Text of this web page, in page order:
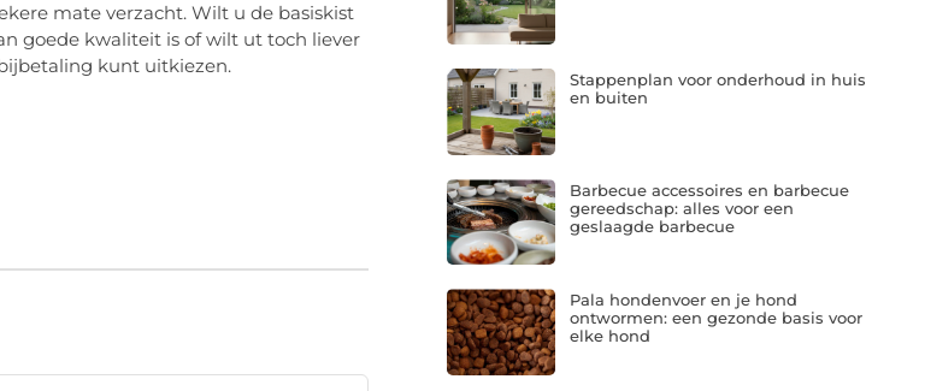
mate verzacht. Wilt u de basiskist
goede kwaliteit is of wilt ut toch liever
kunt uitkiezen.
Stappenplan voor onderhoud in huis
en buiten
Barbecue accessoires en barbecue
gereedschap: alles voor een
geslaagde barbecue
Pala hondenvoer en je hond
ontwormen: een gezonde basis voor
elke hond